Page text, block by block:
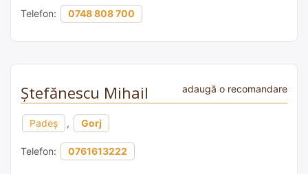
Telefon: 0748 808 700
Ştefănescu Mihail adaugă o recomandare
Padeș , Gorj
Telefon: 0761613222